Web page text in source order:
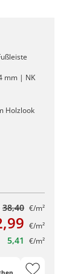
mm | NK
Holzlook
38,40 €/m²
€/m²
5,41 €/m²